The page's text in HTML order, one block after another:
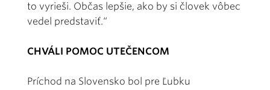
to vyrieši. Občas lepšie, ako by si človek vôbec
vedel predstaviť.“
CHVÁLI POMOC UTEČENCOM
Príchod na Slovensko bol pre Ľubku